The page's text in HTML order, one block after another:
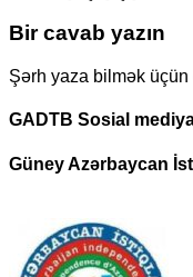
Bir cavab yazın
Şərh yaza bilmək üçün
GADTB Sosial
Güney Azərbaycan